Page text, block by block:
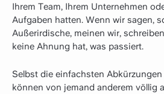
Ihrem Team, Ihrem Unternehmen
Aufgaben hatten. Wenn wir sagen,
Außerirdische, meinen wir,
keine Ahnung hat, was passiert.
Selbst die einfachsten
können von jemand anderem völlig